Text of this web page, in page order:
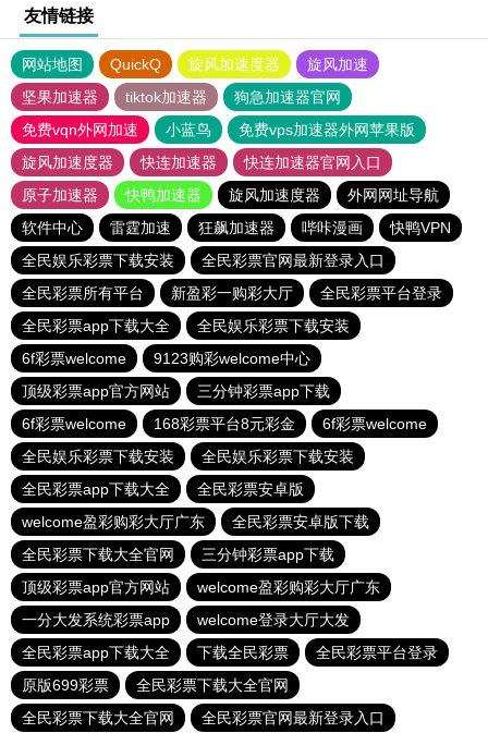
友情链接
网站地图 QuickQ 旋风加速度器
旋风加速
坚果加速器
tiktok加速器
狗急加速器官网
免费vqn外网加速
小蓝鸟
免费vps加速器外网苹果版
旋风加速度器
快连加速器
快连加速器官网入口
原子加速器
快鸭加速器 旋风加速度器
外网网址导航
软件中心
雷霆加速 狂飙加速器 哔咔漫画
快鸭VPN
全民娱乐彩票下载安装
全民彩票官网最新登录入口
全民彩票所有平台
新盈彩一购彩大厅
全民彩票平台登录
全民彩票app下载大全
全民娱乐彩票下载安装
6f彩票welcome
9123购彩welcome中心
顶级彩票app官方网站
三分钟彩票app下载
6f彩票welcome
168彩票平台8元彩金
6f彩票welcome
全民娱乐彩票下载安装
全民娱乐彩票下载安装
全民彩票app下载大全
全民彩票安卓版
welcome盈彩购彩大厅广东
全民彩票安卓版下载
全民彩票下载大全官网
三分钟彩票app下载
顶级彩票app官方网站
welcome盈彩购彩大厅广东
一分大发系统彩票app
welcome登录大厅大发
全民彩票app下载大全
下载全民彩票
全民彩票平台登录
原版699彩票
全民彩票下载大全官网
全民彩票下载大全官网
全民彩票官网最新登录入口